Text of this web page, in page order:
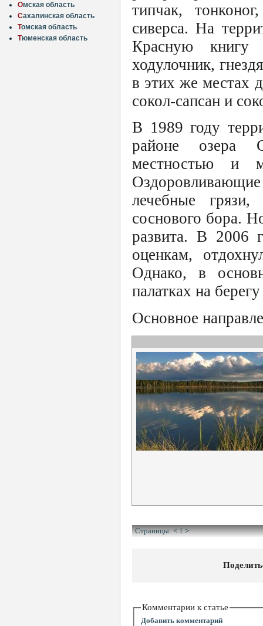
Омская область
Сахалинская область
Томская область
Тюменская область
типчак,
сиверса. На
Красную
ходулочник,
в этих же местах
сокол-сапсан и
В 1989 году
районе озера
местностью и
лечебные
соснового бора.
развита. В 2006
оценкам,
Однако, в
палатках на
Основное
Страницы:< 1 >
Комментарии к статье
Добавить комментарий